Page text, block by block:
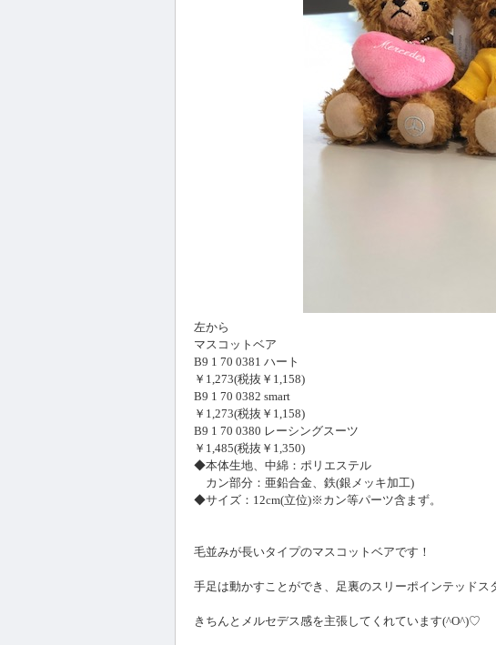
左から
マスコットベア
B9 1 70 0381 ハート
￥1,273(税抜￥1,158)
B9 1 70 0382 smart
￥1,273(税抜￥1,158)
B9 1 70 0380 レーシングスーツ
￥1,485(税抜￥1,350)
◆本体生地、中綿：ポリエステル
カン部分：亜鉛合金、鉄(銀メッキ加工)
◆サイズ：12cm(立位)※カン等パーツ含まず。
毛並みが長いタイプのマスコットベアです！
手足は動かすことができ、足裏のスリーポインテッドス
きちんとメルセデス感を主張してくれています(^O^)♡